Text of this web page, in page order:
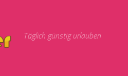
Täglich günstig urlauben